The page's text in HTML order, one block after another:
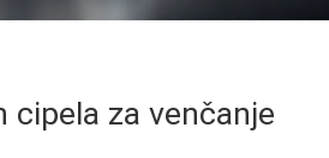
cipela za venčanje